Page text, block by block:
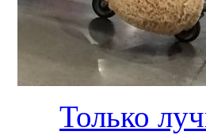
Только